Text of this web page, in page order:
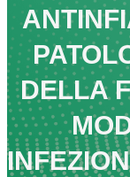
DELLA